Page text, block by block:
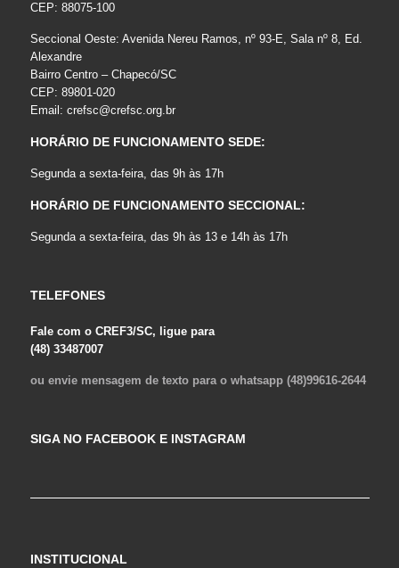
CEP: 88075-100
Seccional Oeste: Avenida Nereu Ramos, nº 93-E, Sala nº 8, Ed.
Alexandre
Bairro Centro – Chapecó/SC
CEP: 89801-020
Email: crefsc@crefsc.org.br
HORÁRIO DE FUNCIONAMENTO SEDE:
Segunda a sexta-feira, das 9h às 17h
HORÁRIO DE FUNCIONAMENTO SECCIONAL:
Segunda a sexta-feira, das 9h às 13 e 14h às 17h
TELEFONES
Fale com o CREF3/SC, ligue para
(48) 33487007
ou envie mensagem de texto para o whatsapp (48)99616-2644
SIGA NO FACEBOOK E INSTAGRAM
INSTITUCIONAL